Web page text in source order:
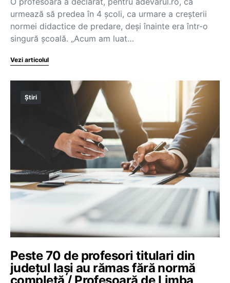
urmează să predea în 4 școli, ca urmare a creșterii
normei didactice de predare, deși înainte era într-o
singură școală. „Acum am luat…
Vezi articolul
Știri
Peste 70 de profesori titulari din
județul Iași au rămas fără normă